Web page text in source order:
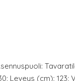
Leveys (cm): 123;